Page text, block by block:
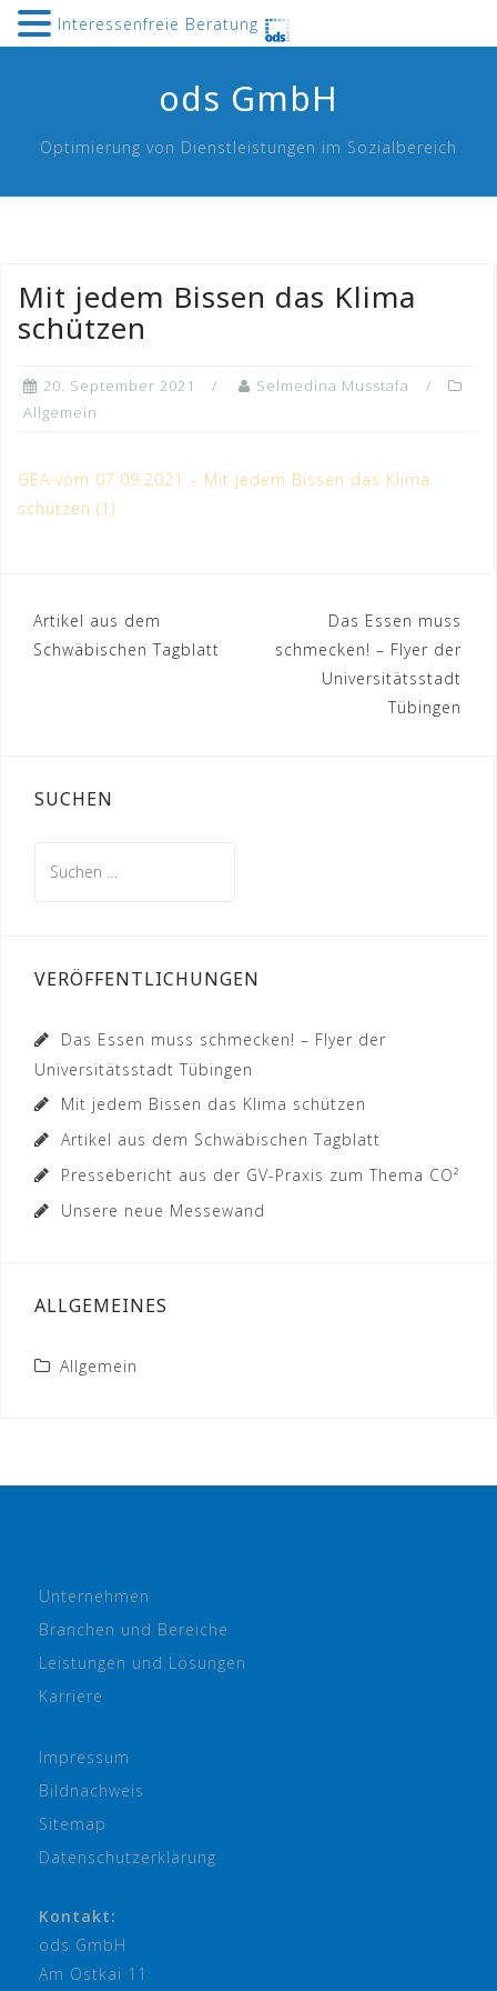
ods GmbH
Optimierung von Dienstleistungen im Sozialbereich
Mit jedem Bissen das Klima
schützen
20. September 2021
Selmedina Musstafa
Allgemein
GEA vom 07.09.2021 – Mit jedem Bissen das Klima
schützen (1)
Beitragsnavigation
Artikel aus dem
Schwäbischen Tagblatt
Das Essen muss
schmecken! – Flyer der
Universitätsstadt
Tübingen
SUCHEN
nach:
VERÖFFENTLICHUNGEN
Das Essen muss schmecken! – Flyer der
Universitätsstadt Tübingen
Mit jedem Bissen das Klima schützen
Artikel aus dem Schwäbischen Tagblatt
Pressebericht aus der GV-Praxis zum Thema CO²
Unsere neue Messewand
ALLGEMEINES
Allgemein
Unternehmen
Branchen und Bereiche
Leistungen und Lösungen
Karriere
Impressum
Bildnachweis
Sitemap
Datenschutzerklärung
Kontakt:
ods GmbH
Am Ostkai 11
Interessenfreie Beratung